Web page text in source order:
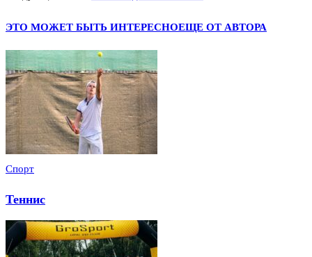
ЭТО МОЖЕТ БЫТЬ ИНТЕРЕСНОЕЩЕ ОТ АВТОРА
Спорт
Теннис